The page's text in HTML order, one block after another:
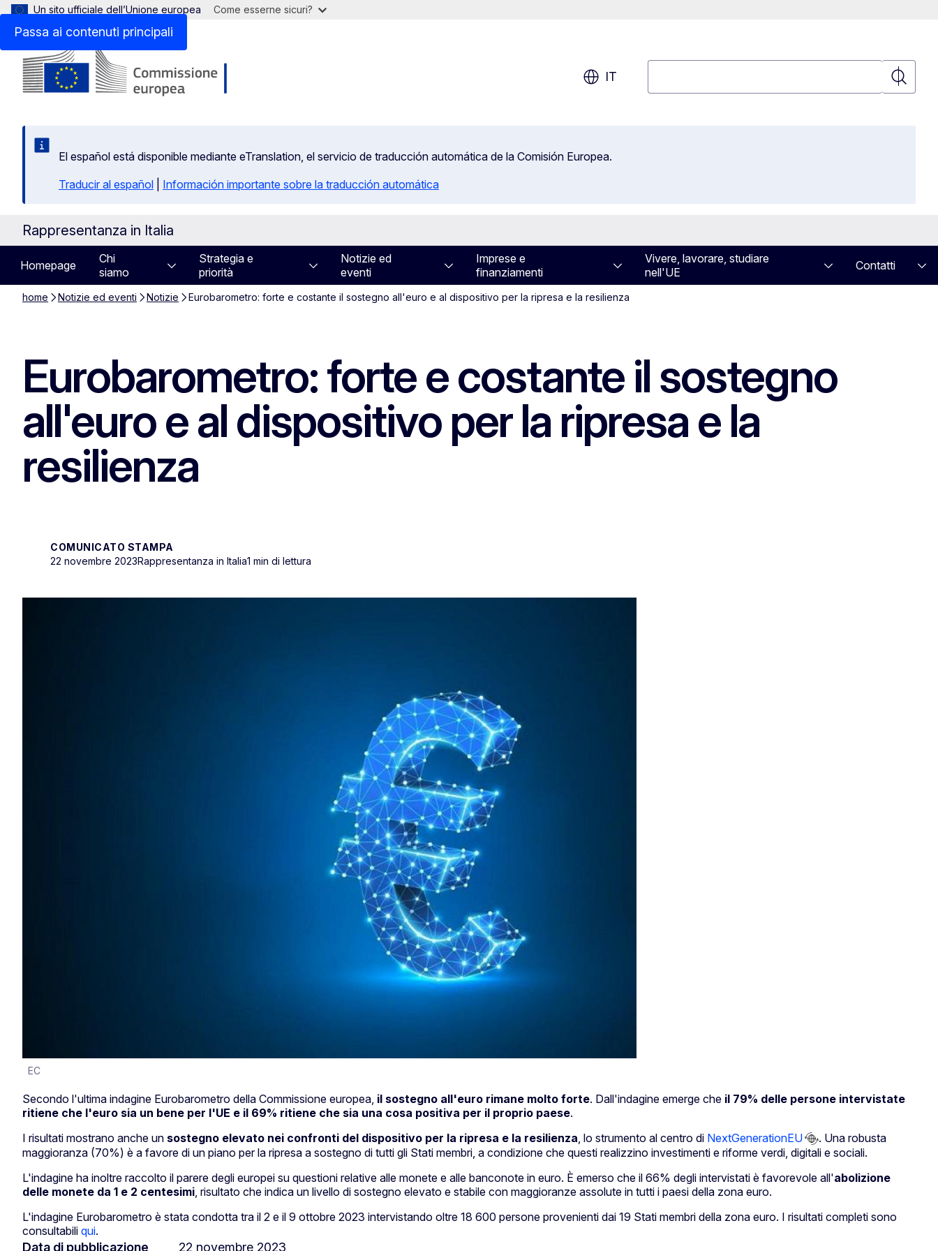
Passa ai contenuti principali
Un sito ufficiale dell’Unione europea Come esserne sicuri?
IT
Cerca
El español está disponible mediante eTranslation, el servicio de traducción automática de la Comisión Europea.
Traducir al español
Información importante sobre la traducción automática
Rappresentanza in Italia
Homepage
Chi
siamo
Strategia e
priorità
Notizie ed
eventi
Imprese e
finanziamenti
Vivere, lavorare, studiare
nell'UE
Contatti
home Notizie ed eventi Notizie Eurobarometro: forte e costante il sostegno all'euro e al dispositivo per la ripresa e la resilienza
Eurobarometro: forte e costante il sostegno
all'euro e al dispositivo per la ripresa e la
resilienza
COMUNICATO STAMPA
22 novembre 2023Rappresentanza in Italia1 min di lettura
EC
Secondo l'ultima indagine Eurobarometro della Commissione europea, il sostegno all'euro rimane molto forte. Dall'indagine emerge che il 79% delle persone intervistate
ritiene che l'euro sia un bene per l'UE e il 69% ritiene che sia una cosa positiva per il proprio paese.
I risultati mostrano anche un sostegno elevato nei confronti del dispositivo per la ripresa e la resilienza , lo strumento al centro di NextGenerationEU
. Una robusta
maggioranza (70%) è a favore di un piano per la ripresa a sostegno di tutti gli Stati membri, a condizione che questi realizzino investimenti e riforme verdi, digitali e sociali.
L'indagine ha inoltre raccolto il parere degli europei su questioni relative alle monete e alle banconote in euro. È emerso che il 66% degli intervistati è favorevole all'abolizione
delle monete da 1 e 2 centesimi, risultato che indica un livello di sostegno elevato e stabile con maggioranze assolute in tutti i paesi della zona euro.
L'indagine Eurobarometro è stata condotta tra il 2 e il 9 ottobre 2023 intervistando oltre 18 600 persone provenienti dai 19 Stati membri della zona euro. I risultati completi sono
consultabili qui.
Data di pubblicazione 22 novembre 2023